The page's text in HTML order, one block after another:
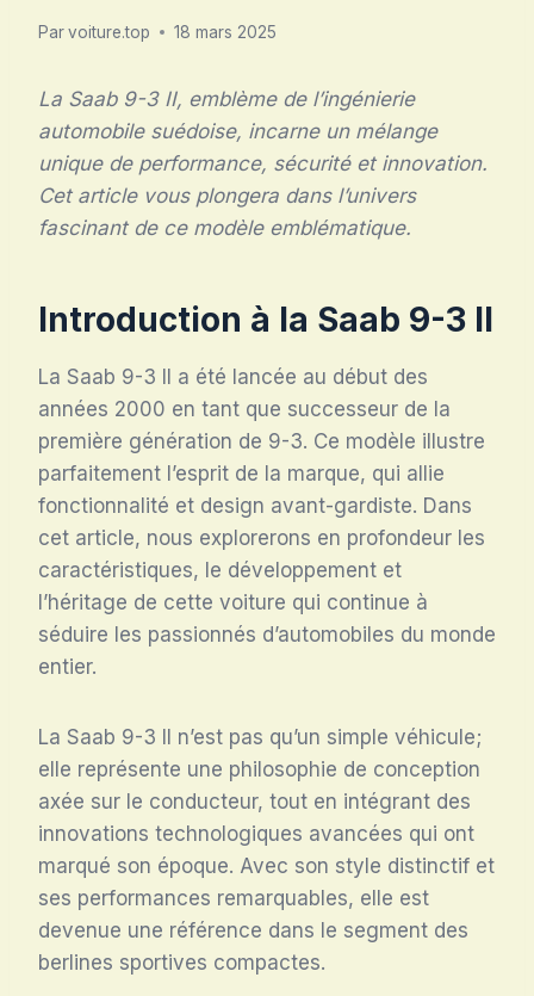
Parvoiture.top 18 mars 2025
La Saab 9-3 II, emblème de l’ingénierie
automobile suédoise, incarne un mélange
unique de performance, sécurité et innovation.
Cet article vous plongera dans l’univers
fascinant de ce modèle emblématique.
Introduction à la Saab 9-3 II
La Saab 9-3 II a été lancée au début des
années 2000 en tant que successeur de la
première génération de 9-3. Ce modèle illustre
parfaitement l’esprit de la marque, qui allie
fonctionnalité et design avant-gardiste. Dans
cet article, nous explorerons en profondeur les
caractéristiques, le développement et
l’héritage de cette voiture qui continue à
séduire les passionnés d’automobiles du monde
entier.
La Saab 9-3 II n’est pas qu’un simple véhicule;
elle représente une philosophie de conception
axée sur le conducteur, tout en intégrant des
innovations technologiques avancées qui ont
marqué son époque. Avec son style distinctif et
ses performances remarquables, elle est
devenue une référence dans le segment des
berlines sportives compactes.